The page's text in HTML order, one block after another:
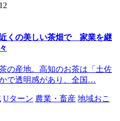
近くの美しい茶畑で 家業を継
の産地。高知のお茶は「土佐
で透明感があり、全国…
Uターン 農業・畜産 地域おこ